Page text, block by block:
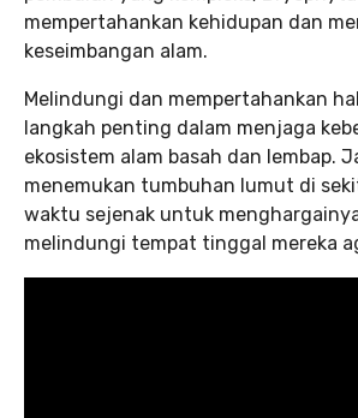
mempertahankan kehidupan dan
keseimbangan alam.
Melindungi dan mempertahankan
langkah penting dalam menjaga
ekosistem alam basah dan lembap.
menemukan tumbuhan lumut di
waktu sejenak untuk
melindungi tempat tinggal mereka